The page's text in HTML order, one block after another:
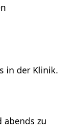
in der Klinik.
abends zu